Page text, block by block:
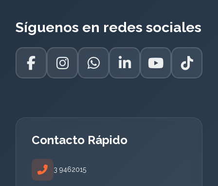
Síguenos en redes sociales
Contacto Rápido
3 9462015